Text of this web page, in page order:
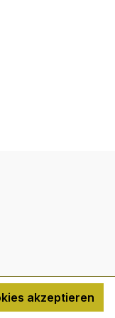
akzeptieren